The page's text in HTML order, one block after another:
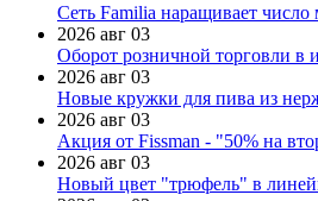
Сеть Familia наращивает число
2026 авг 03
Оборот розничной торговли в
2026 авг 03
Новые кружки для пива из
2026 авг 03
Акция от Fissman - "50% на
2026 авг 03
Новый цвет "трюфель" в